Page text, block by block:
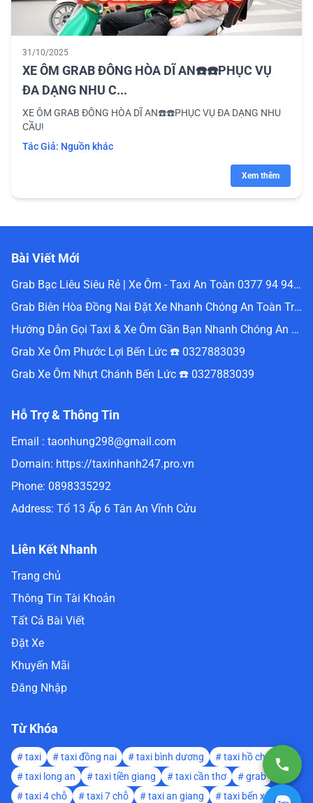
31/10/2025
XE ÔM GRAB ĐÔNG HÒA DĨ AN☎️☎️PHỤC VỤ
ĐA DẠNG NHU C...
XE ÔM GRAB ĐÔNG HÒA DĨ AN☎️☎️PHỤC VỤ ĐA DẠNG NHU
CẦU!
Tác Giả: Nguồn khác
Xem thêm
Bài Viết Mới
Grab Bạc Liêu Siêu Rẻ | Xe Ôm - Taxi An Toàn 0377 94 94 94
Grab Biên Hòa Đồng Nai Đặt Xe Nhanh Chóng An Toàn Trực Tuyến 0336488240
Hướng Dẫn Gọi Taxi & Xe Ôm Gần Bạn Nhanh Chóng An Toàn Nhất Website Đặt Grab Miền Nam 0336488240
Grab Xe Ôm Phước Lợi Bến Lức ☎️ 0327883039
Grab Xe Ôm Nhựt Chánh Bến Lức ☎️ 0327883039
Hỗ Trợ & Thông Tin
Email : taonhung298@gmail.com
Domain: https://taxinhanh247.pro.vn
Phone: 0898335292
Address: Tổ 13 Ấp 6 Tân An Vĩnh Cửu
Liên Kết Nhanh
Trang chủ
Thông Tin Tài Khoản
Tất Cả Bài Viết
Đặt Xe
Khuyến Mãi
Đăng Nhập
Từ Khóa
#taxi #taxi đồng nai #taxi bình dương #taxi hồ chí minh
#taxi long an #taxi tiền giang #taxi cần thơ #grab
#taxi 4 chỗ #taxi 7 chỗ #taxi an giang #taxi bến xe